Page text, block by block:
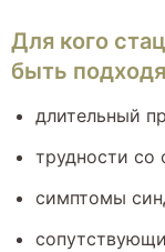
Для кого
быть
длительный
трудности
симптомы